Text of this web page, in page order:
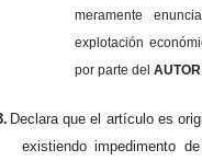
meramente
explotación
por parte del AUTOR
Declara que el artículo es
existiendo impedimento